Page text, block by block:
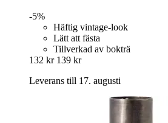
-5%
Häftig vintage-look
Lätt att fästa
Tillverkad av bokträ
132 kr 139 kr
Leverans till 17. augusti